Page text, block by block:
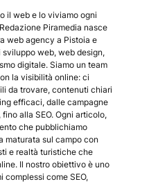
il web e lo viviamo ogni
Piramedia nasce
web agency a Pistoia e
web, web design,
digitale. Siamo un team
la visibilità online: ci
da trovare, contenuti chiari
efficaci, dalle campagne
alla SEO. Ogni articolo,
che pubblichiamo
maturata sul campo con
e realtà turistiche che
Il nostro obiettivo è uno
complessi come SEO,